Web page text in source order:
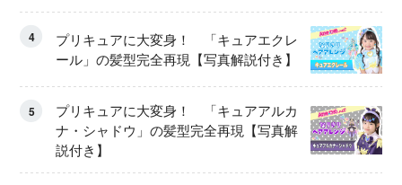
ア くるくるせんたくき」
4
プリキュアに大変身！ 「キュアエクレ
ール」の髪型完全再現【写真解説付き】
5
プリキュアに大変身！ 「キュアアルカ
ナ・シャドウ」の髪型完全再現【写真解
説付き】